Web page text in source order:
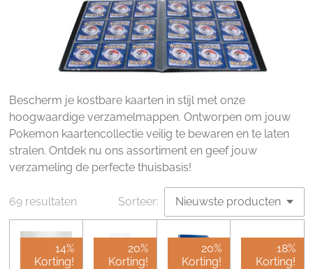
Bescherm je kostbare kaarten in stijl met onze
hoogwaardige verzamelmappen. Ontworpen om jouw
Pokemon kaartencollectie veilig te bewaren en te laten
stralen. Ontdek nu ons assortiment en geef jouw
verzameling de perfecte thuisbasis!
69 resultaten Sorteer:
14%
Korting!
20%
Korting!
20%
Korting!
18%
Korting!